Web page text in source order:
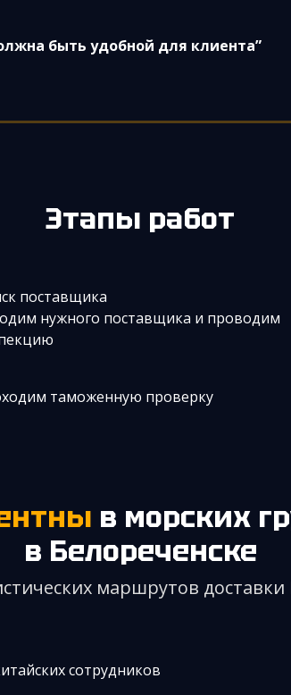
быть удобной для клиента”
Этапы работ
поставщика
нужного поставщика и проводим
таможенную проверку
в морских
в Белореченске
маршрутов
сотрудников